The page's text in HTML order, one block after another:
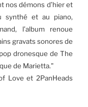
nos démons d’hier et
synthé et au piano,
l’album renoue
gravats sonores de
dronesque de The
de Marietta."
Love et 2PanHeads